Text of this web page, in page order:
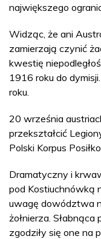
największego
Widząc, że ani
zamierzają czynić
kwestię
1916 roku do
roku.
20 września
przekształcić
Polski Korpus
Dramatyczny i
pod Kostiuchnówką
uwagę dowództwa
żołnierza.
zgodziły się one na